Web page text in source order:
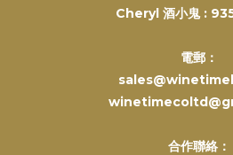
Cheryl 酒小鬼 :
電郵：
合作聯絡：